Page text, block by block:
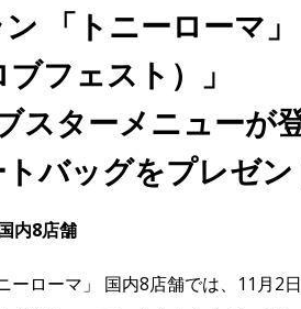
「トニーローマ」
ブフェスト）」
スターメニューが
バッグをプレゼン
内8店舗
ローマ」 国内8店舗では、11月2